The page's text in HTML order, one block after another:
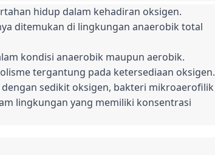
hidup dalam kehadiran oksigen.
ditemukan di lingkungan anaerobik total
kondisi anaerobik maupun aerobik.
tergantung pada ketersediaan oksigen.
sedikit oksigen, bakteri mikroaerofilik
lingkungan yang memiliki konsentrasi